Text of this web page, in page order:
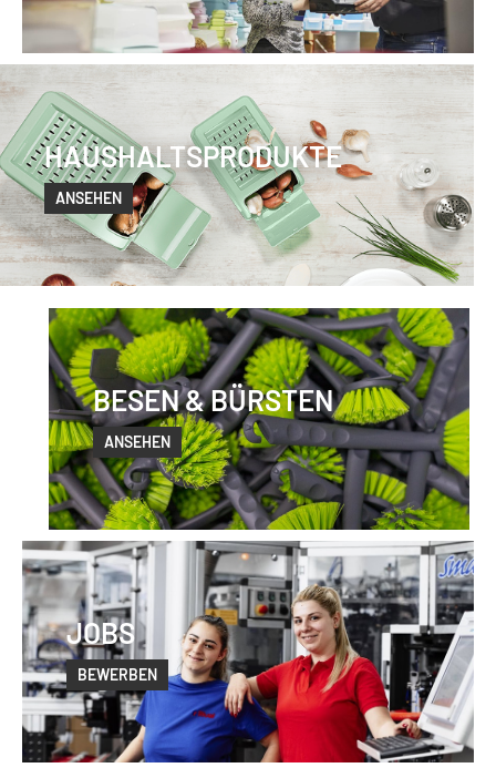
HAUSHALTSPRODUKTE
ANSEHEN
BESEN & BÜRSTEN
ANSEHEN
JOBS
BEWERBEN